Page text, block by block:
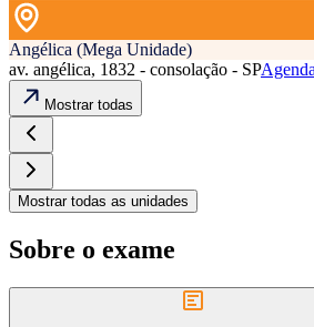
Angélica (Mega Unidade)
av. angélica, 1832 - consolação - SP
Mostrar todas
Mostrar todas as unidades
Sobre o exame